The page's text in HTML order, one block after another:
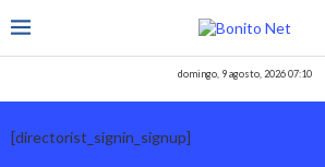
domingo, 9 agosto, 2026 07:10
[directorist_signin_signup]